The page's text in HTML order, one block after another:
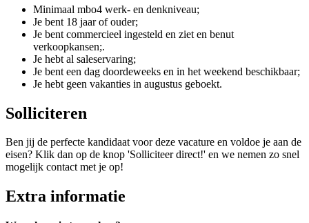
Minimaal mbo4 werk- en denkniveau;
Je bent 18 jaar of ouder;
Je bent commercieel ingesteld en ziet en benut
verkoopkansen;.
Je hebt al saleservaring;
Je bent een dag doordeweeks en in het weekend beschikbaar;
Je hebt geen vakanties in augustus geboekt.
Solliciteren
Ben jij de perfecte kandidaat voor deze vacature en voldoe je aan de
eisen? Klik dan op de knop 'Solliciteer direct!' en we nemen zo snel
mogelijk contact met je op!
Extra informatie